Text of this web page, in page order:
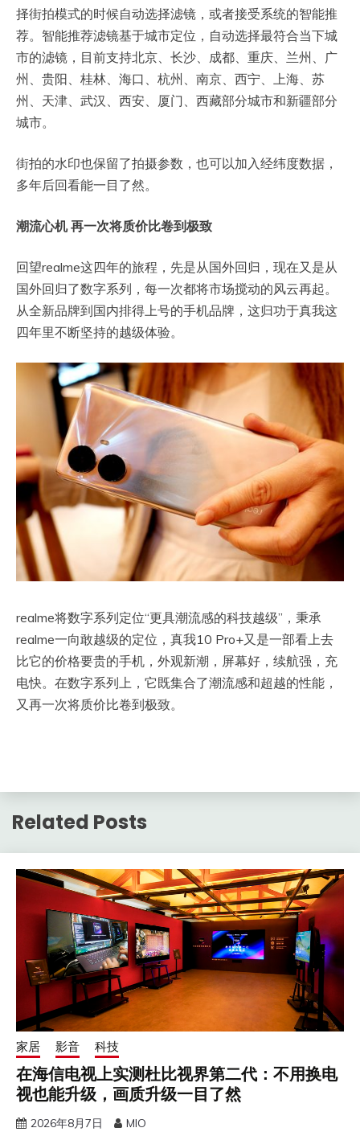
择街拍模式的时候自动选择滤镜，或者接受系统的智能推
荐。智能推荐滤镜基于城市定位，自动选择最符合当下城
市的滤镜，目前支持北京、长沙、成都、重庆、兰州、广
州、贵阳、桂林、海口、杭州、南京、西宁、上海、苏
州、天津、武汉、西安、厦门、西藏部分城市和新疆部分
城市。
街拍的水印也保留了拍摄参数，也可以加入经纬度数据，
多年后回看能一目了然。
潮流心机 再一次将质价比卷到极致
回望realme这四年的旅程，先是从国外回归，现在又是从
国外回归了数字系列，每一次都将市场搅动的风云再起。
从全新品牌到国内排得上号的手机品牌，这归功于真我这
四年里不断坚持的越级体验。
realme将数字系列定位“更具潮流感的科技越级”，秉承
realme一向敢越级的定位，真我10 Pro+又是一部看上去
比它的价格要贵的手机，外观新潮，屏幕好，续航强，充
电快。在数字系列上，它既集合了潮流感和超越的性能，
又再一次将质价比卷到极致。
Related Posts
家居 影音 科技
在海信电视上实测杜比视界第二代：不用换电
视也能升级，画质升级一目了然
2026年8月7日 MIO